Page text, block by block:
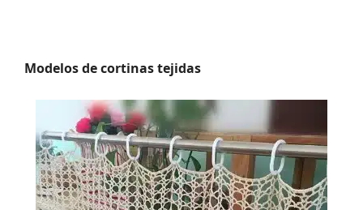
Modelos de cortinas tejidas